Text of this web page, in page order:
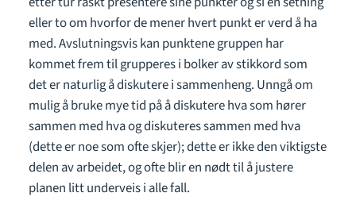
eller to om hvorfor de mener hvert punkt er verd å ha
med. Avslutningsvis kan punktene gruppen har
kommet frem til grupperes i bolker av stikkord som
det er naturlig å diskutere i sammenheng. Unngå om
mulig å bruke mye tid på å diskutere hva som hører
sammen med hva og diskuteres sammen med hva
(dette er noe som ofte skjer); dette er ikke den viktigste
delen av arbeidet, og ofte blir en nødt til å justere
planen litt underveis i alle fall.